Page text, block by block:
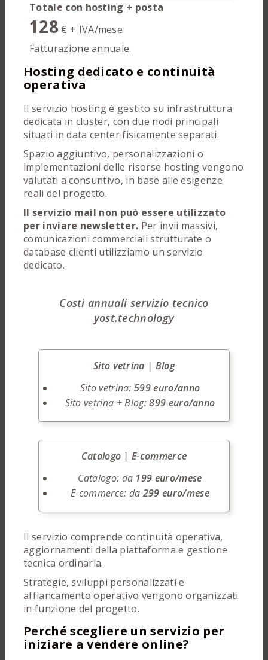
Totale con hosting + posta
128€ + IVA/mese
Fatturazione annuale.
Hosting dedicato e continuità
operativa
Il servizio hosting è gestito su infrastruttura
dedicata in cluster, con due nodi principali
situati in data center fisicamente separati.
Spazio aggiuntivo, personalizzazioni o
implementazioni delle risorse hosting vengono
valutati a consuntivo, in base alle esigenze
reali del progetto.
Il servizio mail non può essere utilizzato
per inviare newsletter. Per invii massivi,
comunicazioni commerciali strutturate o
database clienti utilizziamo un servizio
dedicato.
Costi annuali servizio tecnico
yost.technology
Sito vetrina | Blog
Sito vetrina:599 euro/anno
Sito vetrina + Blog:899 euro/anno
Catalogo | E-commerce
Catalogo: da 199 euro/mese
E-commerce: da 299 euro/mese
Il servizio comprende continuità operativa,
aggiornamenti della piattaforma e gestione
tecnica ordinaria.
Strategie, sviluppi personalizzati e
affiancamento operativo vengono organizzati
in funzione del progetto.
Perché scegliere un servizio per
iniziare a vendere online?